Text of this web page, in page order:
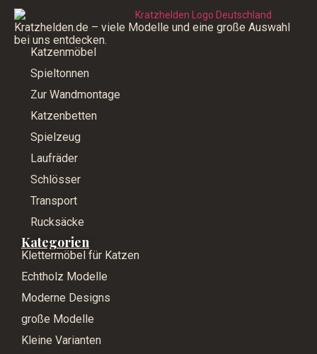
Kratzhelden.de – viele Modelle und eine große Auswahl
bei uns entdecken.
Katzenmöbel
Spieltonnen
Zur Wandmontage
Katzenbetten
Spielzeug
Laufräder
Schlösser
Transport
Rucksäcke
Kategorien
Klettermöbel für Katzen
Echtholz Modelle
Moderne Designs
große Modelle
Kleine Varianten